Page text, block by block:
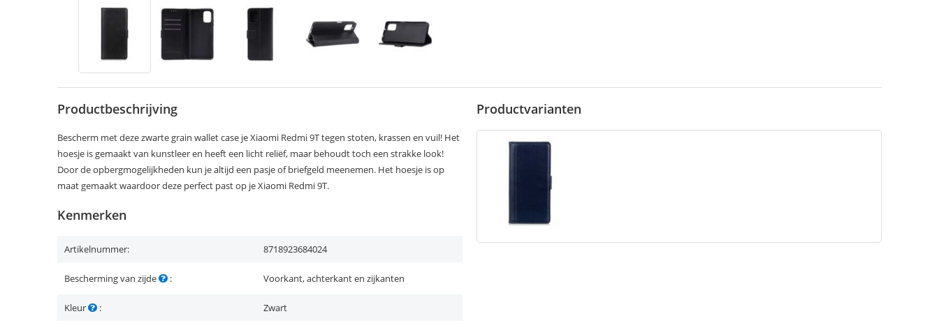
Productbeschrijving
Bescherm met deze zwarte grain wallet case je Xiaomi Redmi 9T tegen stoten, krassen en vuil! Het
hoesje is gemaakt van kunstleer en heeft een licht reliëf, maar behoudt toch een strakke look!
Door de opbergmogelijkheden kun je altijd een pasje of briefgeld meenemen. Het hoesje is op
maat gemaakt waardoor deze perfect past op je Xiaomi Redmi 9T.
Kenmerken
Artikelnummer: 8718923684024
Bescherming van zijde : Voorkant, achterkant en zijkanten
Kleur : Zwart
Productvarianten